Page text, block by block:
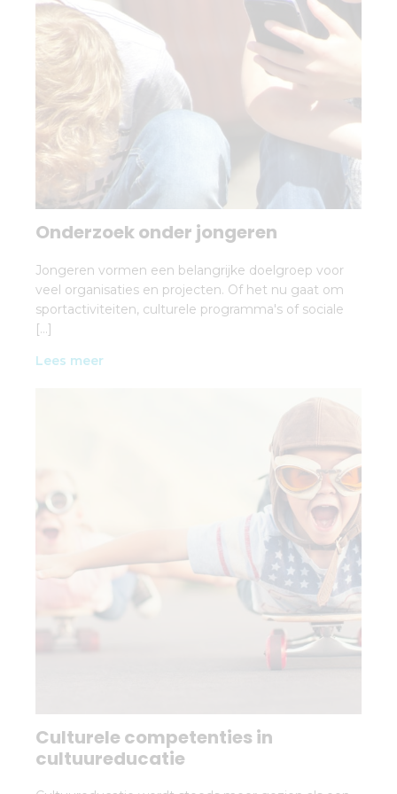
Onderzoek onder jongeren
Jongeren vormen een belangrijke doelgroep voor
veel organisaties en projecten. Of het nu gaat om
sportactiviteiten, culturele programma's of sociale
[…]
Lees meer
Culturele competenties in
cultuureducatie